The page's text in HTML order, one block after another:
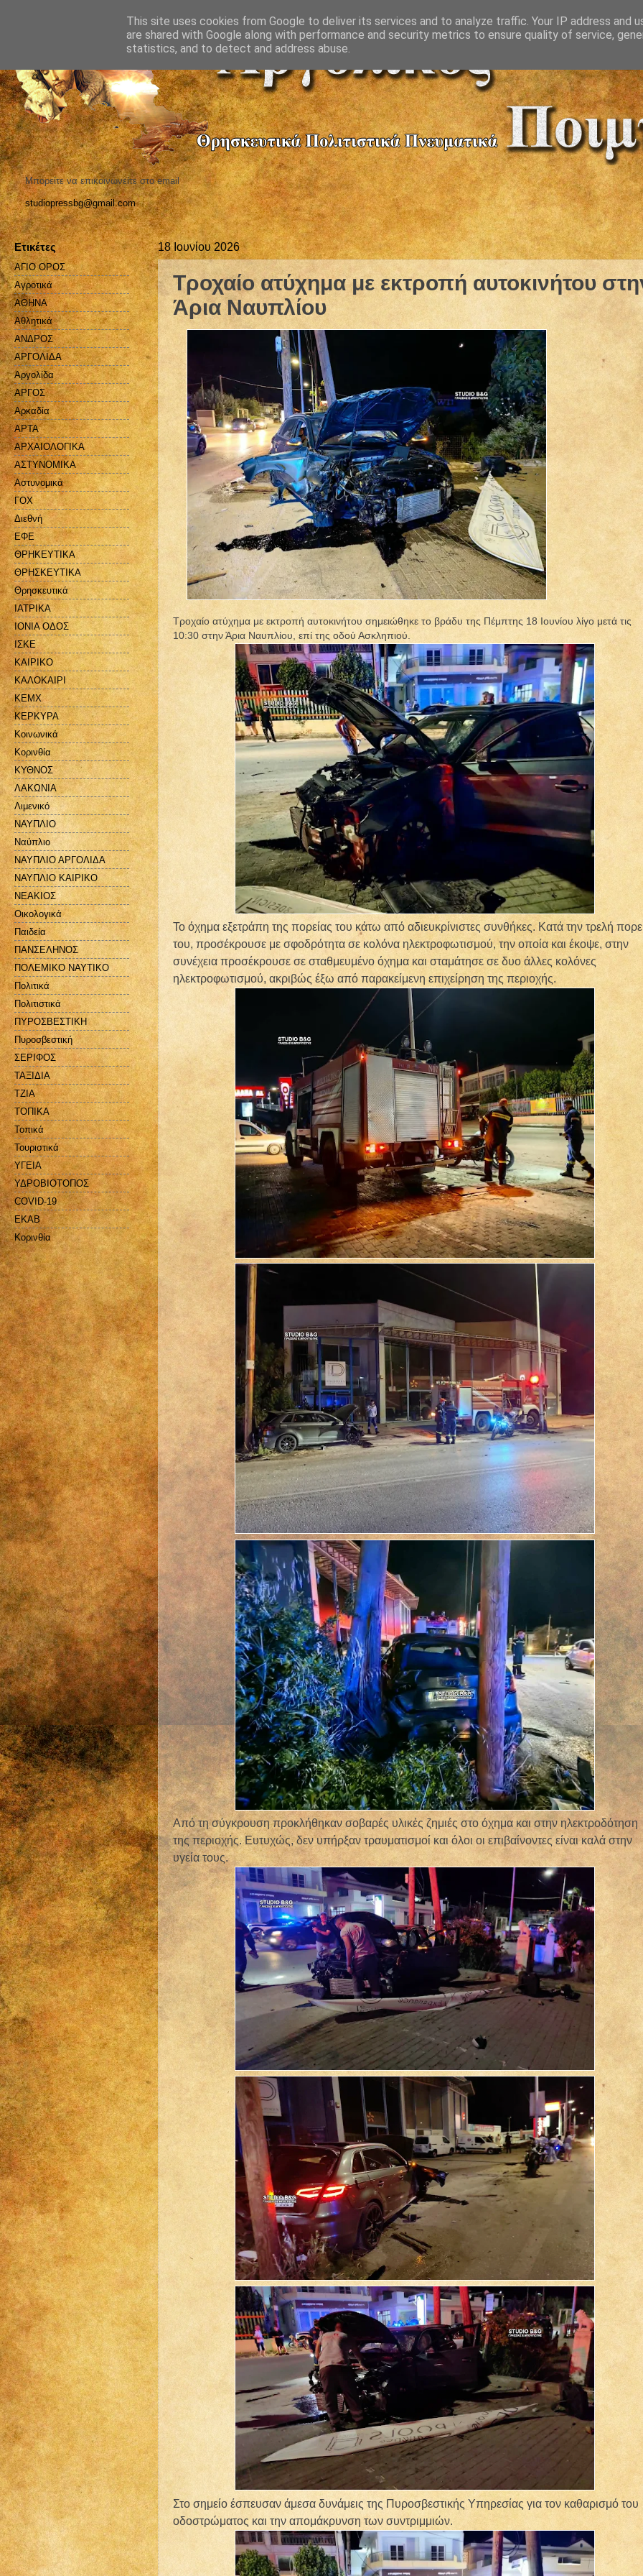
Μπορείτε να επικοινωνείτε στο email
studiopressbg@gmail.com
18 Ιουνίου 2026
Τροχαίο ατύχημα με εκτροπή αυτοκινήτου
Άρια Ναυπλίου
Τροχαίο ατύχημα με εκτροπή αυτοκινήτου σημειώθηκε το βράδυ της Πέμπτης 18 Ιουνίου λίγο μετά τις
10:30 στην Άρια Ναυπλίου, επί της οδού Ασκληπιού.
Το όχημα εξετράπη της πορείας του κάτω από αδιευκρίνιστες συνθήκες. Κατά την τρελή
του, προσέκρουσε με σφοδρότητα σε κολόνα ηλεκτροφωτισμού, την οποία και έκοψε, στην
συνέχεια προσέκρουσε σε σταθμευμένο όχημα και σταμάτησε σε δυο άλλες κολόνες
ηλεκτροφωτισμού, ακριβώς έξω από παρακείμενη επιχείρηση της περιοχής.
Από τη σύγκρουση προκλήθηκαν σοβαρές υλικές ζημιές στο όχημα και στην ηλεκτροδότηση
της περιοχής. Ευτυχώς, δεν υπήρξαν τραυματισμοί και όλοι οι επιβαίνοντες είναι καλά στην
υγεία τους.
Στο σημείο έσπευσαν άμεσα δυνάμεις της Πυροσβεστικής Υπηρεσίας για τον καθαρισμό του
οδοστρώματος και την απομάκρυνση των συντριμμιών.
Ετικέτες
ΑΓΙΟ ΟΡΟΣ
Αγροτικά
ΑΘΗΝΑ
Αθλητικά
ΑΝΔΡΟΣ
ΑΡΓΟΛΙΔΑ
Αργολίδα
ΑΡΓΟΣ
Αρκαδία
ΑΡΤΑ
ΑΡΧΑΙΟΛΟΓΙΚΑ
ΑΣΤΥΝΟΜΙΚΑ
Αστυνομικά
ΓΟΧ
Διεθνή
ΕΦΕ
ΘΡΗΚΕΥΤΙΚΑ
ΘΡΗΣΚΕΥΤΙΚΑ
Θρησκευτικά
ΙΑΤΡΙΚΑ
ΙΟΝΙΑ ΟΔΟΣ
ΙΣΚΕ
ΚΑΙΡΙΚΟ
ΚΑΛΟΚΑΙΡΙ
ΚΕΜΧ
ΚΕΡΚΥΡΑ
Κοινωνικά
Κορινθία
ΚΥΘΝΟΣ
ΛΑΚΩΝΙΑ
Λιμενικό
ΝΑΥΠΛΙΟ
Ναύπλιο
ΝΑΥΠΛΙΟ ΑΡΓΟΛΙΔΑ
ΝΑΥΠΛΙΟ ΚΑΙΡΙΚΟ
ΝΕΑΚΙΟΣ
Οικολογικά
Παιδεία
ΠΑΝΣΕΛΗΝΟΣ
ΠΟΛΕΜΙΚΟ ΝΑΥΤΙΚΟ
Πολιτικά
Πολιτιστικά
ΠΥΡΟΣΒΕΣΤΙΚΗ
Πυροσβεστική
ΣΕΡΙΦΟΣ
ΤΑΞΙΔΙΑ
ΤΖΙΑ
ΤΟΠΙΚΑ
Τοπικά
Τουριστικά
ΥΓΕΙΑ
ΥΔΡΟΒΙΟΤΟΠΟΣ
COVID-19
EKAB
Kορινθία
This site uses cookies from Google to deliver its services and to analyze traffic. Your IP address and
are shared with Google along with performance and security metrics to ensure quality of service,
statistics, and to detect and address abuse.